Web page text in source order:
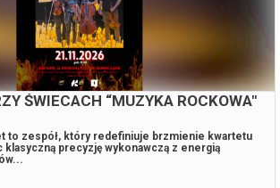
ŚWIECACH “MUZYKA ROCKOWA"
to zespół, który redefiniuje brzmienie kwartetu
klasyczną precyzję wykonawczą z energią